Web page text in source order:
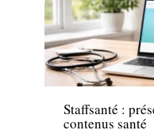
Actualité
Staffsanté :
contenus santé